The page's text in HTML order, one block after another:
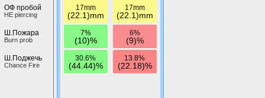
ОФ пробой
HE piercing
Ш.Пожара
Burn prob
Ш.Поджечь
Chance Fire
17mm
(22.1)mm
7%
(10)%
30.6%
(44.44)%
17mm
(22.1)mm
6%
(9)%
13.8%
(22.18)%